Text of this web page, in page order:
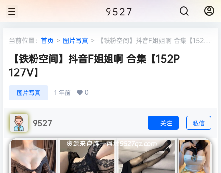
9527
当前位置： 首页 > 图片写真 >
【铁粉空间】抖音F姐姐啊 合集【152P
【铁粉空间】抖音F姐姐啊 合集【152P
127V】
图片写真 1 年前 0
9527 关注 私信